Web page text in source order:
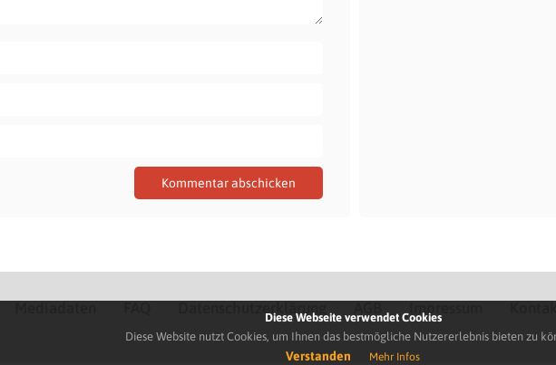
Datenschutzerklärung Impressum
Diese Webseite verwendet Cookies
Diese Website nutzt Cookies, um Ihnen das bestmögliche Nutzererlebnis bieten zu
Verstanden Mehr Infos